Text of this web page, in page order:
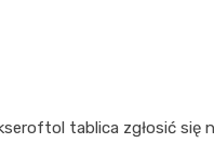
tablica zgłosić